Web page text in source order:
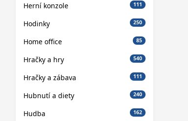
Herní konzole 111
Hodinky 250
Home office 85
Hračky a hry 540
Hračky a zábava 111
Hubnutí a diety 240
Hudba 162